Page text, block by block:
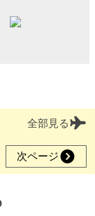
全部見る
次ページ